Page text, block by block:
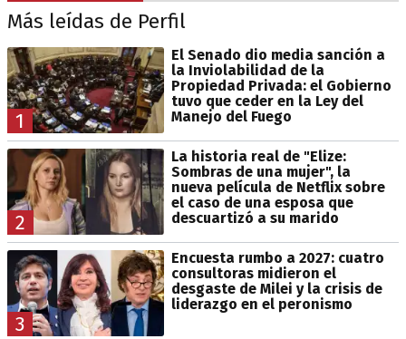
Más leídas de Perfil
1
El Senado dio media sanción a
la Inviolabilidad de la
Propiedad Privada: el Gobierno
tuvo que ceder en la Ley del
Manejo del Fuego
2
La historia real de "Elize:
Sombras de una mujer", la
nueva película de Netflix sobre
el caso de una esposa que
descuartizó a su marido
3
Encuesta rumbo a 2027: cuatro
consultoras midieron el
desgaste de Milei y la crisis de
liderazgo en el peronismo